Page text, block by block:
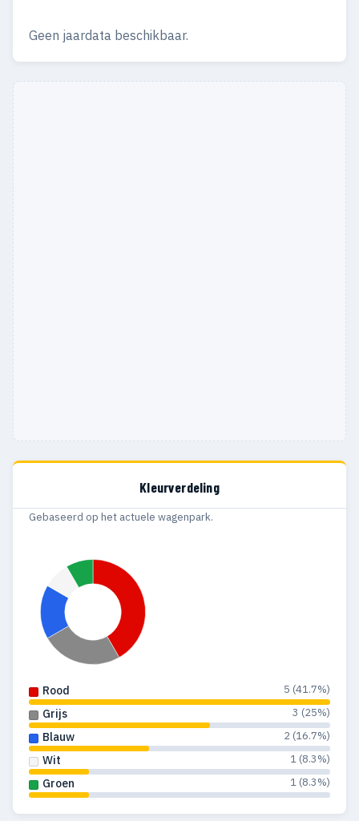
Geen jaardata beschikbaar.
Kleurverdeling
Gebaseerd op het actuele wagenpark.
Rood 5 (41.7%)
Grijs 3 (25%)
Blauw 2 (16.7%)
Wit 1 (8.3%)
Groen 1 (8.3%)